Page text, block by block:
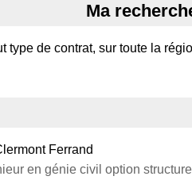
Ma
type de contrat, sur toute la
Ferrand
en génie civil option